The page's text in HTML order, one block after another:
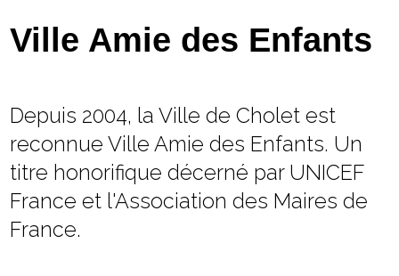
Economie
Contacts
Ville Amie des Enfants
Depuis 2004, la Ville de Cholet est
reconnue Ville Amie des Enfants. Un
titre honorifique décerné par UNICEF
France et l'Association des Maires de
France.